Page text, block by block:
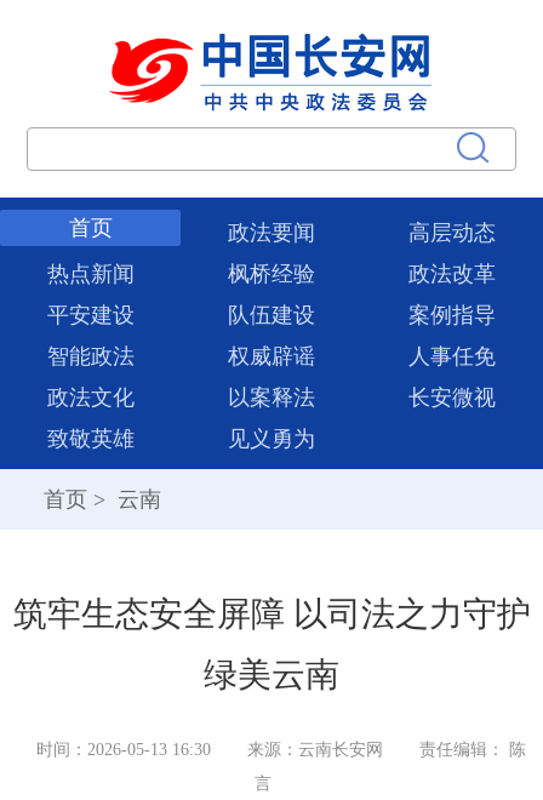
首页 政法要闻
高层动态
热点新闻
枫桥经验
政法改革
平安建设
队伍建设
案例指导
智能政法
权威辟谣
人事任免
政法文化
以案释法
长安微视
致敬英雄
见义勇为
首页 > 云南
筑牢生态安全屏障 以司法之力守护
绿美云南
时间：2026-05-13 16:30 来源：云南长安网
责任编辑： 陈
言